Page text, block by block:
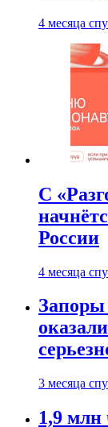
4 месяца
С
России
4 месяца
3 месяца
1,9 млн